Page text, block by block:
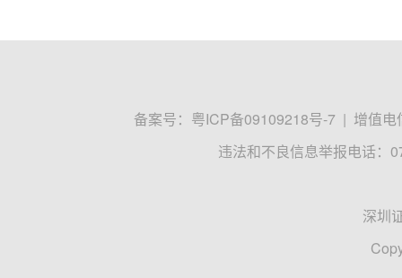
备案号： 粤ICP备09109218号-7 | 增值电
违法和不良信息举报电话：
深圳